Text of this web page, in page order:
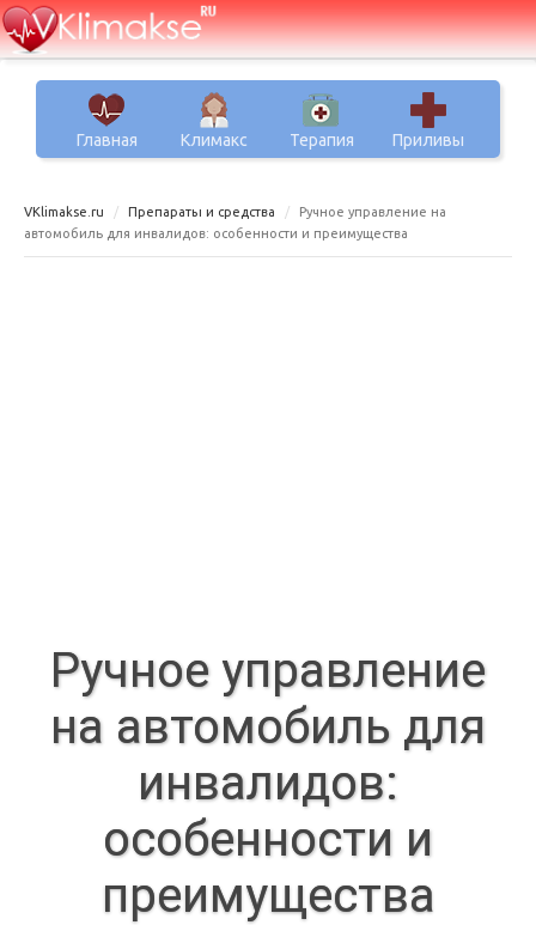
Главная Климакс Терапия Приливы
VKlimakse.ru Препараты и средства
Ручное управление на
автомобиль для инвалидов: особенности и преимущества
Ручное управление
на автомобиль для
инвалидов:
особенности и
преимущества